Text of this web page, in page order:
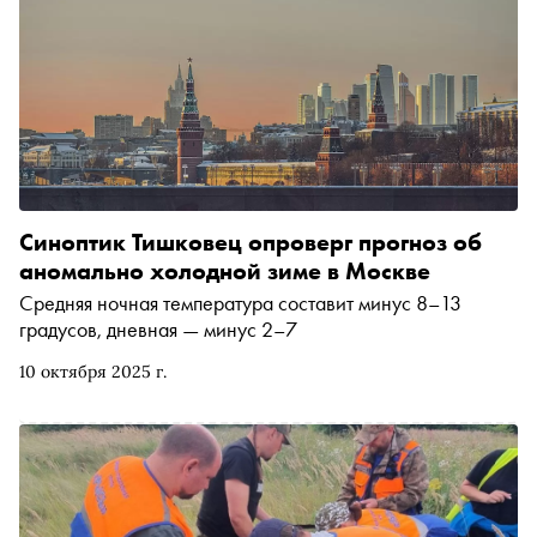
10 октября 2025 г.
Синоптик Тишковец опроверг прогноз об
аномально холодной зиме в Москве
Средняя ночная температура составит минус 8–13
градусов, дневная — минус 2–7